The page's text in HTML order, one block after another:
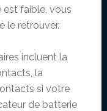
faible, vous
le retrouver.
incluent la
la
si votre
de batterie